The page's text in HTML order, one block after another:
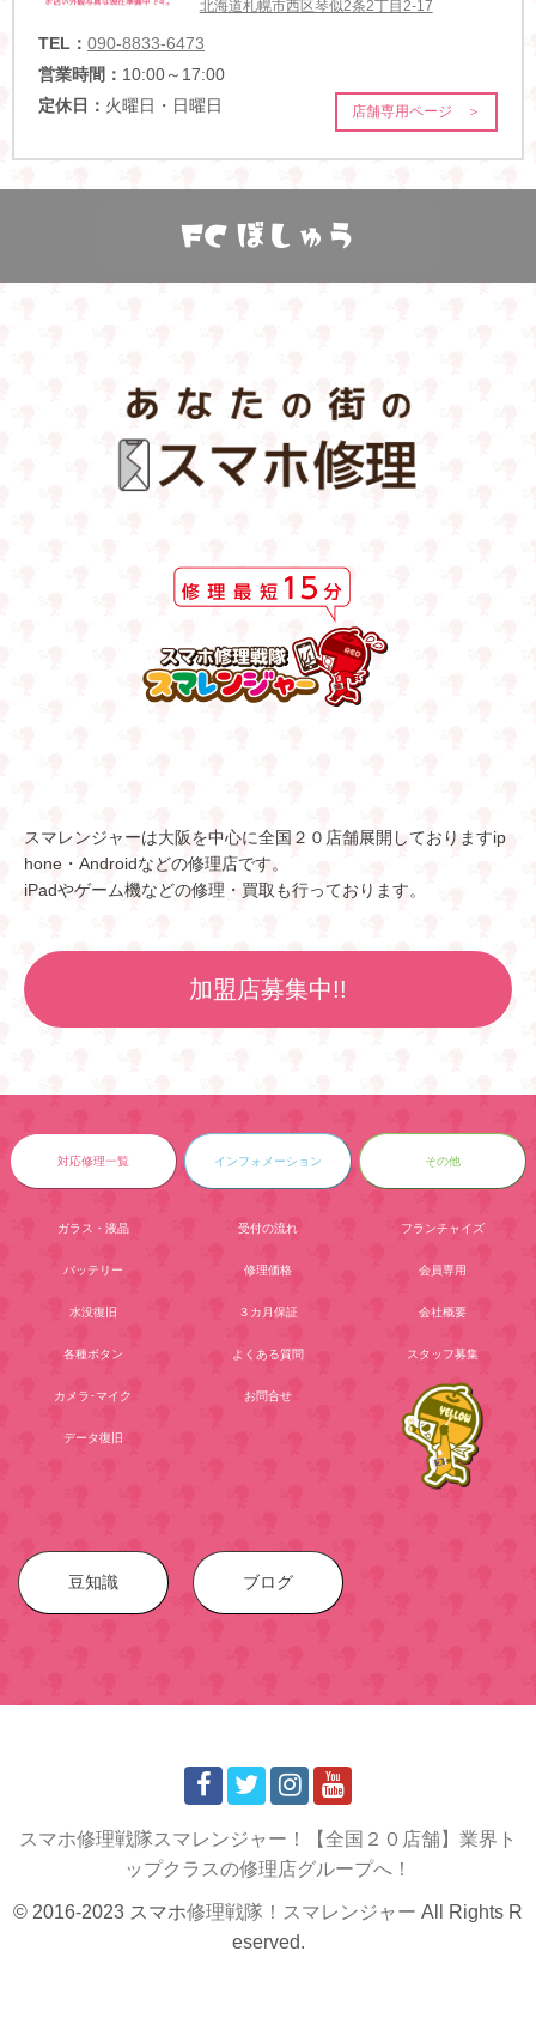
北海道札幌市西区琴似2条2丁目2-17
TEL： 090-8833-6473
営業時間： 10:00～17:00
定休日： 火曜日・日曜日 店舗専用ページ ＞
スマレンジャーは大阪を中心に全国２０店舗展開しておりますip
hone・Androidなどの修理店です。
iPadやゲーム機などの修理・買取も行っております。
加盟店募集中!!
対応修理一覧
ガラス・液晶
バッテリー
水没復旧
各種ボタン
カメラ･マイク
データ復旧
インフォメーション
受付の流れ
修理価格
３カ月保証
よくある質問
お問合せ
その他
フランチャイズ
会員専用
会社概要
スタッフ募集
豆知識 ブログ
スマホ修理戦隊スマレンジャー！【全国２０店舗】業界ト
ップクラスの修理店グループへ！
© 2016-2023 スマホ修理戦隊！スマレンジャー All Rights R
eserved.